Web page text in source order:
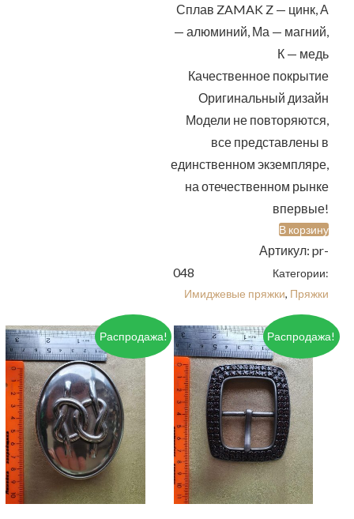
6.300 ₽.
Сплав ZAMAK Z — цинк, А
— алюминий, Ма — магний,
К — медь
Качественное покрытие
Оригинальный дизайн
Модели не повторяются,
все представлены в
единственном экземпляре,
на отечественном рынке
впервые!
В корзину
Артикул:pr-
048
Категории:
Имиджевые пряжки, Пряжки
Распродажа! Распродажа!